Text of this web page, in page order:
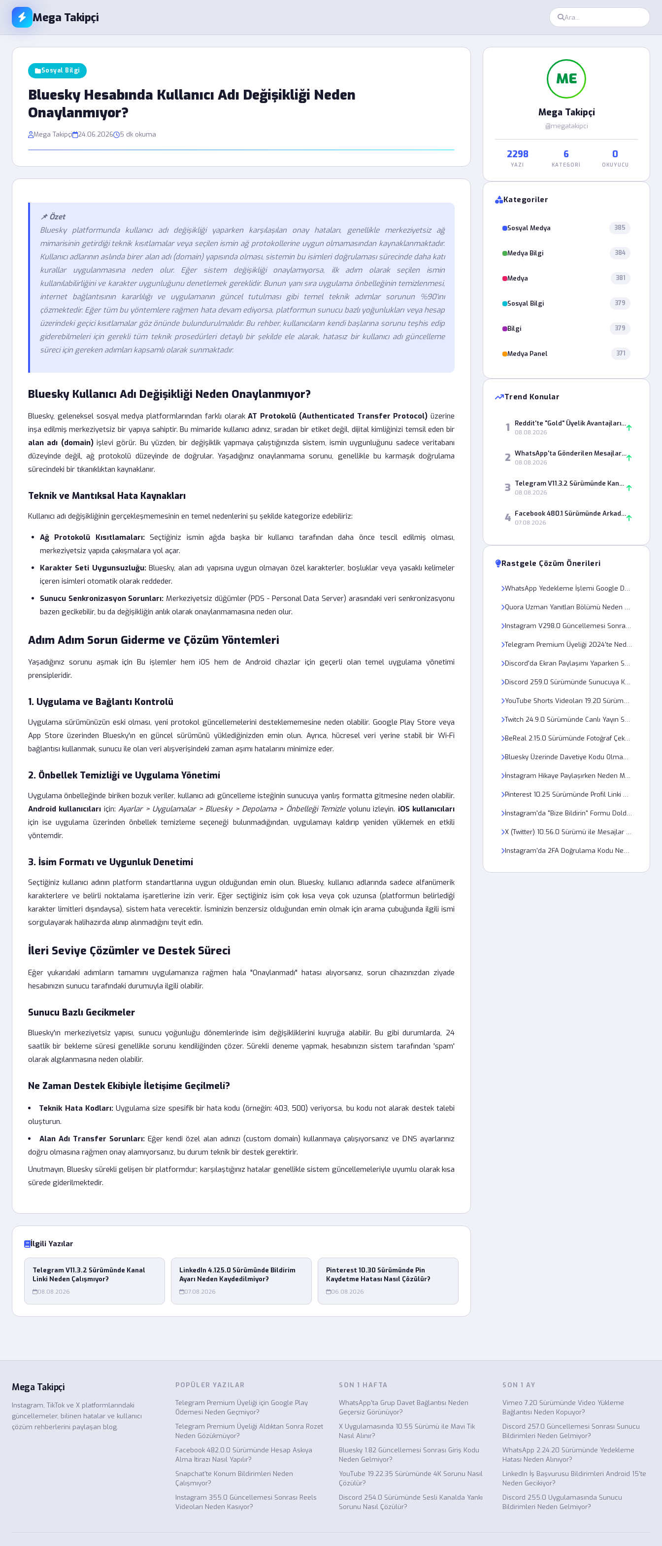
Mega Takipçi
Sosyal Bilgi
Bluesky Hesabında Kullanıcı Adı Değişikliği Neden
Onaylanmıyor?
Mega Takipçi 24.06.2026 5 dk okuma
📌 Özet
Bluesky platformunda kullanıcı adı değişikliği yaparken karşılaşılan onay hataları, genellikle merkeziyetsiz ağ
mimarisinin getirdiği teknik kısıtlamalar veya seçilen ismin ağ protokollerine uygun olmamasından kaynaklanmaktadır.
Kullanıcı adlarının aslında birer alan adı (domain) yapısında olması, sistemin bu isimleri doğrulaması sürecinde daha katı
kurallar uygulanmasına neden olur. Eğer sistem değişikliği onaylamıyorsa, ilk adım olarak seçilen ismin
kullanılabilirliğini ve karakter uygunluğunu denetlemek gereklidir. Bunun yanı sıra uygulama önbelleğinin temizlenmesi,
internet bağlantısının kararlılığı ve uygulamanın güncel tutulması gibi temel teknik adımlar sorunun %90'ını
çözmektedir. Eğer tüm bu yöntemlere rağmen hata devam ediyorsa, platformun sunucu bazlı yoğunlukları veya hesap
üzerindeki geçici kısıtlamalar göz önünde bulundurulmalıdır. Bu rehber, kullanıcıların kendi başlarına sorunu teşhis edip
giderebilmeleri için gerekli tüm teknik prosedürleri detaylı bir şekilde ele alarak, hatasız bir kullanıcı adı güncelleme
süreci için gereken adımları kapsamlı olarak sunmaktadır.
Bluesky Kullanıcı Adı Değişikliği Neden Onaylanmıyor?
Bluesky, geleneksel sosyal medya platformlarından farklı olarakAT Protokolü (Authenticated Transfer Protocol) üzerine
inşa edilmiş merkeziyetsiz bir yapıya sahiptir. Bu mimaride kullanıcı adınız, sıradan bir etiket değil, dijital kimliğinizi temsil eden bir
alan adı (domain)işlevi görür. Bu yüzden, bir değişiklik yapmaya çalıştığınızda sistem, ismin uygunluğunu sadece veritabanı
düzeyinde değil, ağ protokolü düzeyinde de doğrular. Yaşadığınız onaylanmama sorunu, genellikle bu karmaşık doğrulama
sürecindeki bir tıkanıklıktan kaynaklanır.
Teknik ve Mantıksal Hata Kaynakları
Kullanıcı adı değişikliğinin gerçekleşmemesinin en temel nedenlerini şu şekilde kategorize edebiliriz:
Ağ Protokolü Kısıtlamaları:Seçtiğiniz ismin ağda başka bir kullanıcı tarafından daha önce tescil edilmiş olması,
merkeziyetsiz yapıda çakışmalara yol açar.
Karakter Seti Uygunsuzluğu:Bluesky, alan adı yapısına uygun olmayan özel karakterler, boşluklar veya yasaklı kelimeler
içeren isimleri otomatik olarak reddeder.
Sunucu Senkronizasyon Sorunları: Merkeziyetsiz düğümler (PDS - Personal Data Server) arasındaki veri senkronizasyonu
bazen gecikebilir, bu da değişikliğin anlık olarak onaylanmamasına neden olur.
Adım Adım Sorun Giderme ve Çözüm Yöntemleri
Yaşadığınız sorunu aşmak için Bu işlemler hem iOS hem de Android cihazlar için geçerli olan temel uygulama yönetimi
prensipleridir.
1. Uygulama ve Bağlantı Kontrolü
Uygulama sürümünüzün eski olması, yeni protokol güncellemelerini desteklememesine neden olabilir. Google Play Store veya
App Store üzerinden Bluesky'ın en güncel sürümünü yüklediğinizden emin olun. Ayrıca, hücresel veri yerine stabil bir Wi-Fi
bağlantısı kullanmak, sunucu ile olan veri alışverişindeki zaman aşımı hatalarını minimize eder.
2. Önbellek Temizliği ve Uygulama Yönetimi
Uygulama önbelleğinde biriken bozuk veriler, kullanıcı adı güncelleme isteğinin sunucuya yanlış formatta gitmesine neden olabilir.
Android kullanıcıları için:Ayarlar > Uygulamalar > Bluesky > Depolama > Önbelleği Temizleyolunu izleyin. iOS kullanıcıları
için ise uygulama üzerinden önbellek temizleme seçeneği bulunmadığından, uygulamayı kaldırıp yeniden yüklemek en etkili
yöntemdir.
3. İsim Formatı ve Uygunluk Denetimi
Seçtiğiniz kullanıcı adının platform standartlarına uygun olduğundan emin olun. Bluesky, kullanıcı adlarında sadece alfanümerik
karakterlere ve belirli noktalama işaretlerine izin verir. Eğer seçtiğiniz isim çok kısa veya çok uzunsa (platformun belirlediği
karakter limitleri dışındaysa), sistem hata verecektir. İsminizin benzersiz olduğundan emin olmak için arama çubuğunda ilgili ismi
sorgulayarak halihazırda alınıp alınmadığını teyit edin.
İleri Seviye Çözümler ve Destek Süreci
Eğer yukarıdaki adımların tamamını uygulamanıza rağmen hala "Onaylanmadı" hatası alıyorsanız, sorun cihazınızdan ziyade
hesabınızın sunucu tarafındaki durumuyla ilgili olabilir.
Sunucu Bazlı Gecikmeler
Bluesky'ın merkeziyetsiz yapısı, sunucu yoğunluğu dönemlerinde isim değişikliklerini kuyruğa alabilir. Bu gibi durumlarda, 24
saatlik bir bekleme süresi genellikle sorunu kendiliğinden çözer. Sürekli deneme yapmak, hesabınızın sistem tarafından 'spam'
olarak algılanmasına neden olabilir.
Ne Zaman Destek Ekibiyle İletişime Geçilmeli?
Teknik Hata Kodları:Uygulama size spesifik bir hata kodu (örneğin: 403, 500) veriyorsa, bu kodu not alarak destek talebi
oluşturun.
Alan Adı Transfer Sorunları: Eğer kendi özel alan adınızı (custom domain) kullanmaya çalışıyorsanız ve DNS ayarlarınız
doğru olmasına rağmen onay alamıyorsanız, bu durum teknik bir destek gerektirir.
Unutmayın, Bluesky sürekli gelişen bir platformdur; karşılaştığınız hatalar genellikle sistem güncellemeleriyle uyumlu olarak kısa
sürede giderilmektedir.
İlgili Yazılar
Telegram V11.3.2 Sürümünde Kanal
Linki Neden Çalışmıyor?
08.08.2026
LinkedIn 4.125.0 Sürümünde Bildirim
Ayarı Neden Kaydedilmiyor?
07.08.2026
Pinterest 10.30 Sürümünde Pin
Kaydetme Hatası Nasıl Çözülür?
06.08.2026
ME
Mega Takipçi
@megatakipci
2298
YAZI
6
KATEGORI
0
OKUYUCU
Kategoriler
Sosyal Medya 385
Medya Bilgi 384
Medya 381
Sosyal Bilgi 379
Bilgi 379
Medya Panel 371
Trend Konular
1 Reddit'te "Gold" Üyelik Avantajları Nelerdir? Güncel Rehber
08.08.2026
2 WhatsApp'ta Gönderilen Mesajlar Neden "Okundu" Bilgisi Olmadan Kalıyor?
08.08.2026
3 Telegram V11.3.2 Sürümünde Kanal Linki Neden Çalışmıyor?
08.08.2026
4 Facebook 480.1 Sürümünde Arkadaşlık İsteği Gönderirken Neden Hata Alıyorum?
07.08.2026
Rastgele Çözüm Önerileri
WhatsApp Yedekleme İşlemi Google Drive Üzerinde Neden Durdu?
Quora Uzman Yanıtları Bölümü Neden Açılmıyor?
Instagram V298.0 Güncellemesi Sonrası Hikayeler Neden Açılmıyor?
Telegram Premium Üyeliği 2024'te Neden Aktif Hale Gelmiyor?
Discord'da Ekran Paylaşımı Yaparken Ses Gitmeme Sorunu Nedir?
Discord 259.0 Sürümünde Sunucuya Katılma Hatası Neden Veriyor?
YouTube Shorts Videoları 19.20 Sürümünde Neden Düşük Kalitede Görünüyor?
Twitch 24.9.0 Sürümünde Canlı Yayın Sohbeti Neden Yavaş Akıyor?
BeReal 2.15.0 Sürümünde Fotoğraf Çekme Zamanlayıcısı Neden Çalışmıyor?
Bluesky Üzerinde Davetiye Kodu Olmadan Hesap Nasıl Açılır?
İnstagram Hikaye Paylaşırken Neden Müzik Ekleme Özelliği Çıkmıyor?
Pinterest 10.25 Sürümünde Profil Linki Neden Çalışmıyor?
İnstagram'da "Bize Bildirin" Formu Doldurulduktan Sonra Ne Kadar Sürede Dönüş Olur?
X (Twitter) 10.56.0 Sürümü ile Mesajlar Neden Geç İletiliyor?
Instagram'da 2FA Doğrulama Kodu Neden Telefonuma Ulaşmıyor?
Mega Takipçi
Instagram, TikTok ve X platformlarındaki
güncellemeler, bilinen hatalar ve kullanıcı
çözüm rehberlerini paylaşan blog.
POPÜLER YAZILAR
Telegram Premium Üyeliği için Google Play
Ödemesi Neden Geçmiyor?
Telegram Premium Üyeliği Aldıktan Sonra Rozet
Neden Gözükmüyor?
Facebook 482.0.0 Sürümünde Hesap Askıya
Alma İtirazı Nasıl Yapılır?
Snapchat'te Konum Bildirimleri Neden
Çalışmıyor?
Instagram 355.0 Güncellemesi Sonrası Reels
Videoları Neden Kasıyor?
SON 1 HAFTA
WhatsApp'ta Grup Davet Bağlantısı Neden
Geçersiz Görünüyor?
X Uygulamasında 10.55 Sürümü ile Mavi Tik
Nasıl Alınır?
Bluesky 1.82 Güncellemesi Sonrası Giriş Kodu
Neden Gelmiyor?
YouTube 19.22.35 Sürümünde 4K Sorunu Nasıl
Çözülür?
Discord 254.0 Sürümünde Sesli Kanalda Yankı
Sorunu Nasıl Çözülür?
SON 1 AY
Vimeo 7.20 Sürümünde Video Yükleme
Bağlantısı Neden Kopuyor?
Discord 257.0 Güncellemesi Sonrası Sunucu
Bildirimleri Neden Gelmiyor?
WhatsApp 2.24.20 Sürümünde Yedekleme
Hatası Neden Alınıyor?
LinkedIn İş Başvurusu Bildirimleri Android 15'te
Neden Gecikiyor?
Discord 255.0 Uygulamasında Sunucu
Bildirimleri Neden Gelmiyor?